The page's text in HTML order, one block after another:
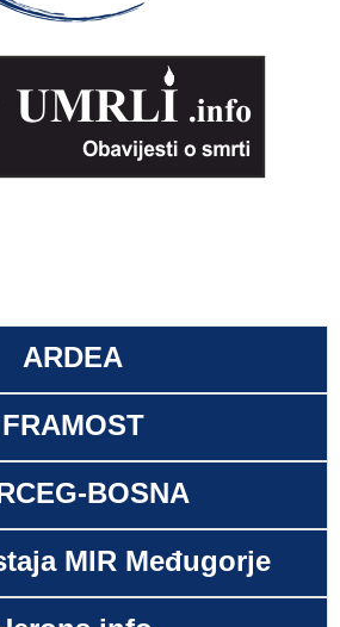
ARDEA
FRAMOST
BOSNA
MIR Međugorje